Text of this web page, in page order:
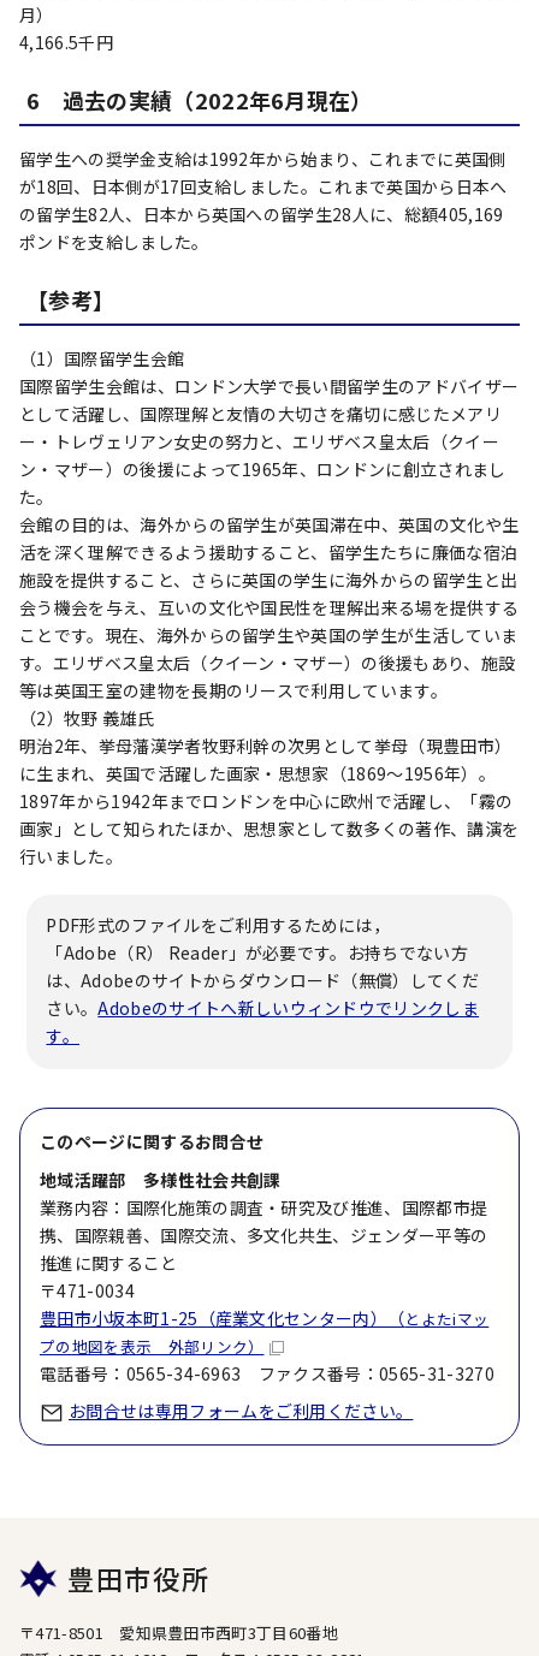
月）
4,166.5千円
6 過去の実績（2022年6月現在）
留学生への奨学金支給は1992年から始まり、これまでに英国側
が18回、日本側が17回支給しました。これまで英国から日本へ
の留学生82人、日本から英国への留学生28人に、総額405,169
ポンドを支給しました。
【参考】
（1）国際留学生会館
国際留学生会館は、ロンドン大学で長い間留学生のアドバイザー
として活躍し、国際理解と友情の大切さを痛切に感じたメアリ
ー・トレヴェリアン女史の努力と、エリザベス皇太后（クイー
ン・マザー）の後援によって1965年、ロンドンに創立されまし
た。
会館の目的は、海外からの留学生が英国滞在中、英国の文化や生
活を深く理解できるよう援助すること、留学生たちに廉価な宿泊
施設を提供すること、さらに英国の学生に海外からの留学生と出
会う機会を与え、互いの文化や国民性を理解出来る場を提供する
ことです。現在、海外からの留学生や英国の学生が生活していま
す。エリザベス皇太后（クイーン・マザー）の後援もあり、施設
等は英国王室の建物を長期のリースで利用しています。
（2）牧野 義雄氏
明治2年、挙母藩漢学者牧野利幹の次男として挙母（現豊田市）
に生まれ、英国で活躍した画家・思想家（1869～1956年）。
1897年から1942年までロンドンを中心に欧州で活躍し、「霧の
画家」として知られたほか、思想家として数多くの著作、講演を
行いました。
PDF形式のファイルをご利用するためには，
「Adobe（R） Reader」が必要です。お持ちでない方
は、Adobeのサイトからダウンロード（無償）してくだ
さい。Adobeのサイトへ新しいウィンドウでリンクしま
す。
このページに関するお問合せ
地域活躍部 多様性社会共創課
業務内容：国際化施策の調査・研究及び推進、国際都市提
携、国際親善、国際交流、多文化共生、ジェンダー平等の
推進に関すること
〒471-0034
豊田市小坂本町1-25（産業文化センター内）（とよたiマッ
プの地図を表示 外部リンク）
電話番号：0565-34-6963 ファクス番号：0565-31-3270
お問合せは専用フォームをご利用ください。
豊田市役所
〒471-8501 愛知県豊田市西町3丁目60番地